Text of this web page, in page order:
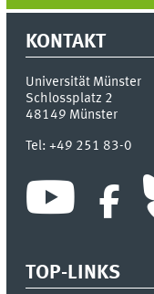
KONTAKT
Universität Münster
Schlossplatz 2
48149 Münster
Tel:+49 251 83-0
TOP-LINKS